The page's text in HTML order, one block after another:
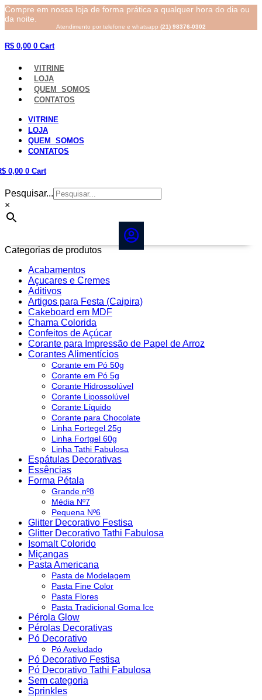
Compre em nossa loja de forma prática a qualquer hora do dia ou
da noite.
Atendimento por telefone e whatsapp (21) 98376-0302
R$ 0,00 0 Cart
VITRINE
LOJA
QUEM SOMOS
CONTATOS
VITRINE
LOJA
QUEM SOMOS
CONTATOS
0,00 0 Cart
Pesquisar...
×
Categorias de produtos
Acabamentos
Açucares e Cremes
Aditivos
Artigos para Festa (Caipira)
Cakeboard em MDF
Chama Colorida
Confeitos de Açúcar
Corante para Impressão de Papel de Arroz
Corantes Alimentícios
Corante em Pó 50g
Corante em Pó 5g
Corante Hidrossolúvel
Corante Lipossolúvel
Corante Líquido
Corante para Chocolate
Linha Fortegel 25g
Linha Fortgel 60g
Linha Tathi Fabulosa
Espátulas Decorativas
Essências
Forma Pétala
Grande nº8
Média Nº7
Pequena Nº6
Glitter Decorativo Festisa
Glitter Decorativo Tathi Fabulosa
Isomalt Colorido
Miçangas
Pasta Americana
Pasta de Modelagem
Pasta Fine Color
Pasta Flores
Pasta Tradicional Goma Ice
Pérola Glow
Pérolas Decorativas
Pó Decorativo
Pó Aveludado
Pó Decorativo Festisa
Pó Decorativo Tathi Fabulosa
Sem categoria
Sprinkles